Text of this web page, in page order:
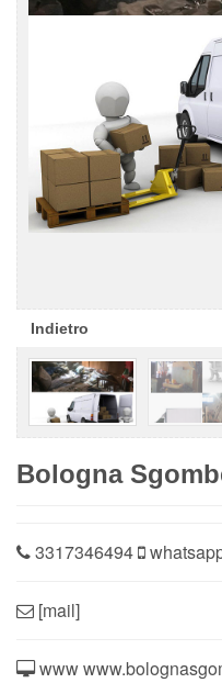
Indietro
Bologna
3317346494
[mail]
www